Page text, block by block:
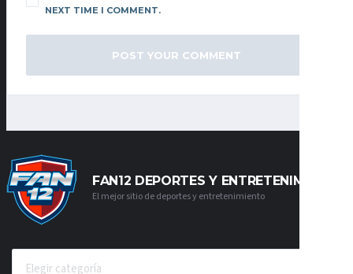
NEXT TIME I COMMENT.
FAN12 DEPORTES Y ENTRETENIMIENTO
El mejor sitio de deportes y entretenimiento